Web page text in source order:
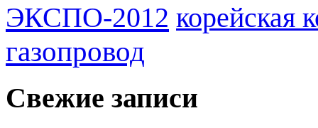
ЭКСПО-2012 корейская
газопровод
Свежие записи